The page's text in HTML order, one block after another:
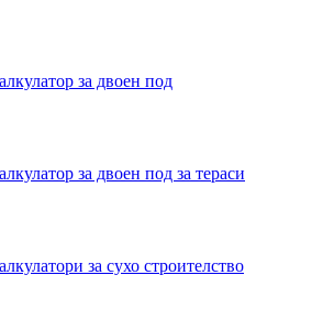
за двоен под
за двоен под за тераси
за сухо строителство